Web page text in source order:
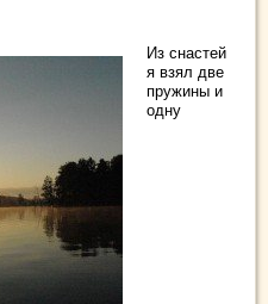
Из снастей
я взял две
пружины и
одну